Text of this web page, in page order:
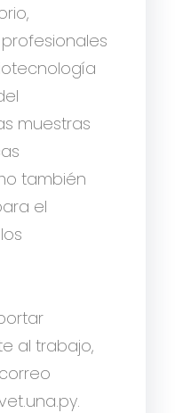
muestras
también
el
al trabajo,